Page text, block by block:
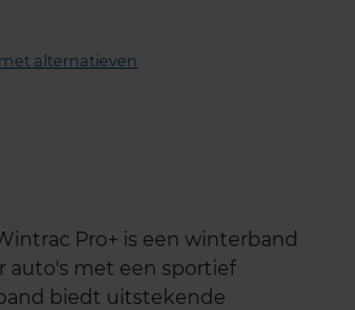
alternatieven
Pro+ is een winterband
auto's met een sportief
biedt uitstekende